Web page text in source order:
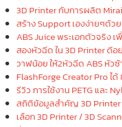
3D Printer กับการผลิต
สร้าง Support เองง่ายๆด้ว
ABS Juice พระเอกตัวจริง
สองหัวฉีด ใน 3D Printer ดีอ
วาฬน้อย ให้2หัวฉีด ABS หัวซ้
FlashForge Creator Pro ไ
รีวิว การใช้งาน PETG และ
สถิติข้อมูลสำคัญ 3D Printer
เลือก 3D Printer / 3D